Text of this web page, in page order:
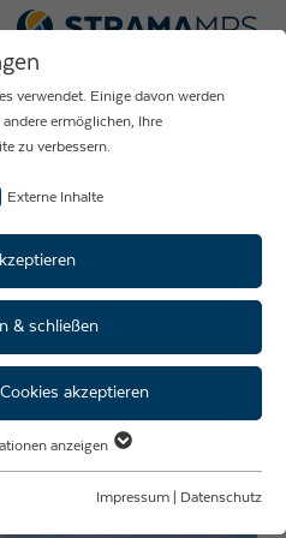
verwendet. Einige davon werden
ermöglichen, Ihre
zu verbessern.
Externe Inhalte
& schließen
akzeptieren
Funktionen der Webseite
anzeigen
Impressum Datenschutz